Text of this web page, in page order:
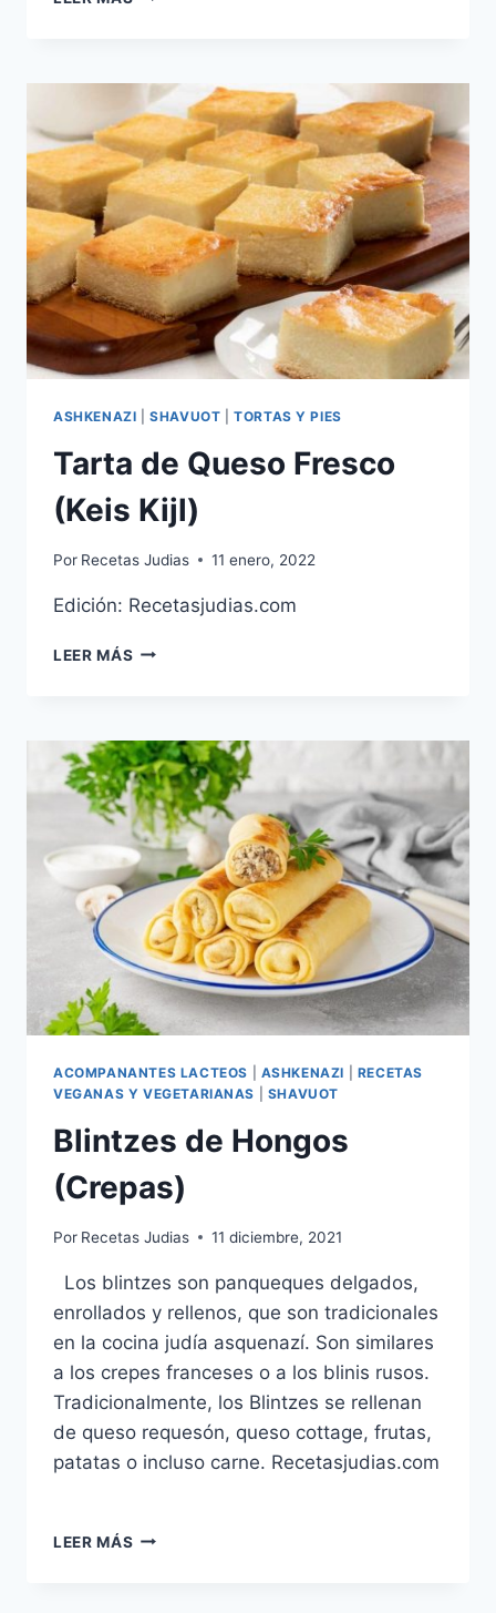
ASHKENAZI |SHAVUOT |TORTAS Y PIES
Tarta de Queso Fresco
(Keis Kijl)
Por Recetas Judias 11 enero, 2022
Edición: Recetasjudias.com
LEER MÁS TARTA
(KEIS
KIJL)
ACOMPANANTES LACTEOS ASHKENAZI
RECETAS
VEGANAS Y VEGETARIANAS
SHAVUOT
Blintzes de Hongos
(Crepas)
Por Recetas Judias 11 diciembre, 2021
Los blintzes son panqueques delgados,
enrollados y rellenos, que son tradicionales
en la cocina judía asquenazí. Son similares
a los crepes franceses o a los blinis rusos.
Tradicionalmente, los Blintzes se rellenan
de queso requesón, queso cottage, frutas,
patatas o incluso carne. Recetasjudias.com
LEER MÁS BLINTZES